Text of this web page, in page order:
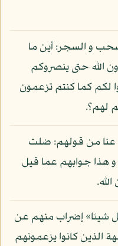
و السجر: أين ما
الله حتى ينصروكم
لكم كما كنتم تزعمون
لهم؟.
عنا من قولهم: ضلت
و هذا جوابهم عما قيل
شيئا» إضراب منهم عن
الذين كانوا يزعمونهم